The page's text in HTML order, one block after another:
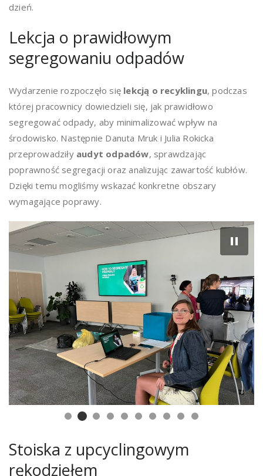
dzień.
Lekcja o prawidłowym
segregowaniu odpadów
Wydarzenie rozpoczęło się lekcją o recyklingu, podczas
której pracownicy dowiedzieli się, jak prawidłowo
segregować odpady, aby minimalizować wpływ na
środowisko. Następnie Danuta Mruk i Julia Rokicka
przeprowadziły audyt odpadów, sprawdzając
poprawność segregacji oraz analizując zawartość kubłów.
Dzięki temu mogliśmy wskazać konkretne obszary
wymagające poprawy.
Stoiska z upcyclingowym
rękodziełem